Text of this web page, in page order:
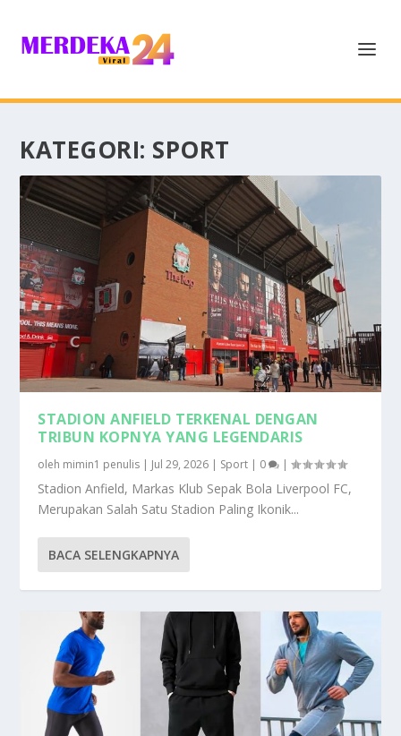
KATEGORI: SPORT
STADION ANFIELD TERKENAL DENGAN
TRIBUN KOPNYA YANG LEGENDARIS
oleh mimin1 penulis | Jul 29, 2026 | Sport | 0 |
Stadion Anfield, Markas Klub Sepak Bola Liverpool FC,
Merupakan Salah Satu Stadion Paling Ikonik...
BACA SELENGKAPNYA